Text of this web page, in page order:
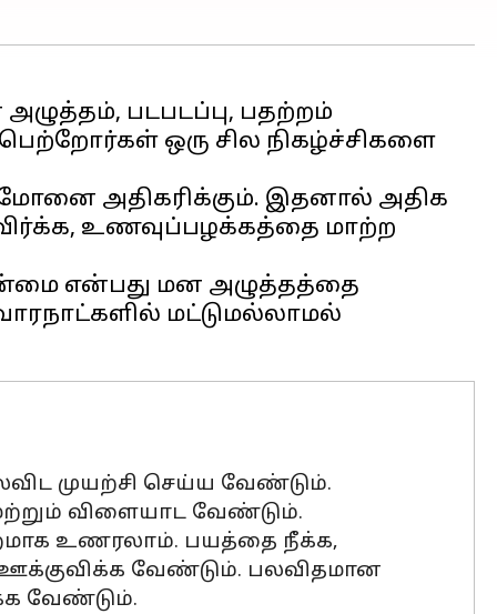
படபடப்பு, பதற்றம்
ஒரு சில நிகழ்ச்சிகளை
அதிகரிக்கும். இதனால் அதிக
உணவுப்பழக்கத்தை மாற்ற
என்பது மன அழுத்தத்தை
மட்டுமல்லாமல்
முயற்சி செய்ய வேண்டும்.
விளையாட வேண்டும்.
உணரலாம். பயத்தை நீக்க,
வேண்டும். பலவிதமான
வேண்டும்.